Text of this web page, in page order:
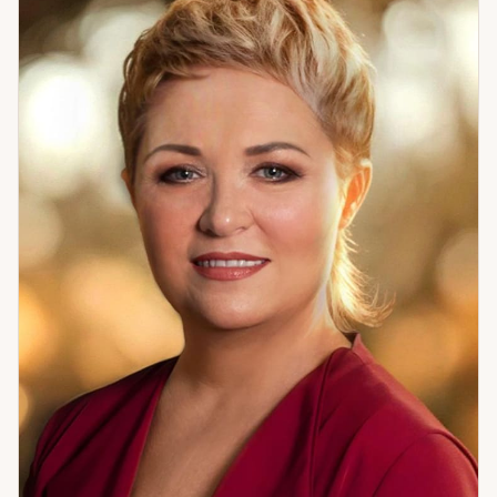
пути — что на каждом из них». Из практики: клиентка
хотела открыть ателье. Карты предупредили — впереди
непредвиденные обстоятельства, лучше подождать. Она
послушалась. Потом пришёл ковид. Деньги остались
целы. Я помогаю подготовиться к переменам и
использовать их. Если вам нужен не просто прогноз, а
понимание, что делать, — приходите.